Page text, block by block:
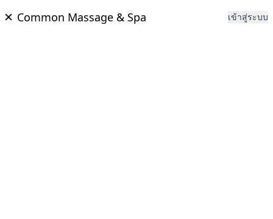
Common Massage & Spa เข้าสู่ระบบ